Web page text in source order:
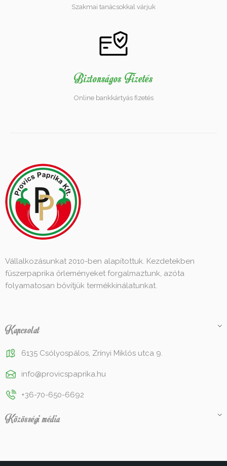
Szakmai tanácsokkal várjuk
Biztonságos Fizetés
Online bankkártyás fizetés
Vállalkozásunkat 2010-ben alapítottuk. Kezdetekben
fűszerpaprika őrleményeket forgalmaztunk, azóta
folyamatosan bővítjük termékkínálatunkat.
Kapcsolat
6135 Csólyospálos, Zrínyi Miklós utca 9.
info@provicspaprika.hu
+36-70-650-6692
Közösségi média